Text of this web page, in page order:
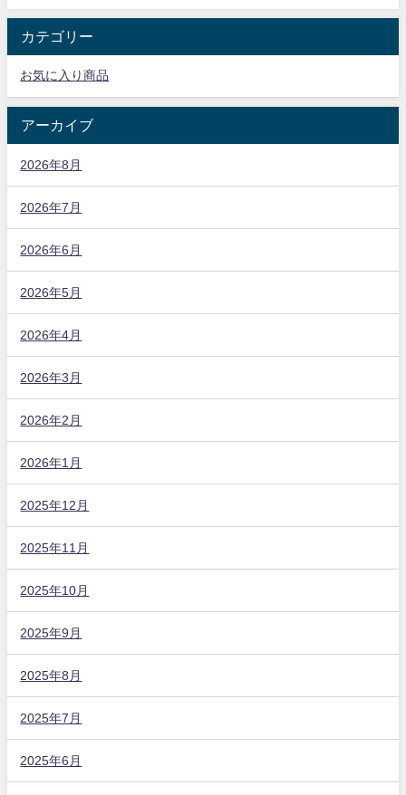
カテゴリー
お気に入り商品
アーカイブ
2026年8月
2026年7月
2026年6月
2026年5月
2026年4月
2026年3月
2026年2月
2026年1月
2025年12月
2025年11月
2025年10月
2025年9月
2025年8月
2025年7月
2025年6月